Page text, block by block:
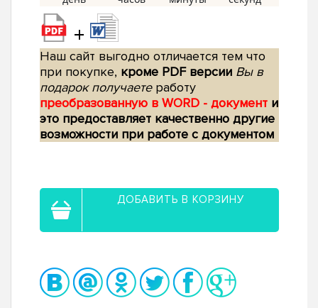
+
Наш сайт выгодно отличается тем что
при покупке, кроме PDF версии Вы в
подарок получаетеработу
преобразованную в WORD - документ и
это предоставляет качественно другие
возможности при работе с документом
ДОБАВИТЬ В КОРЗИНУ